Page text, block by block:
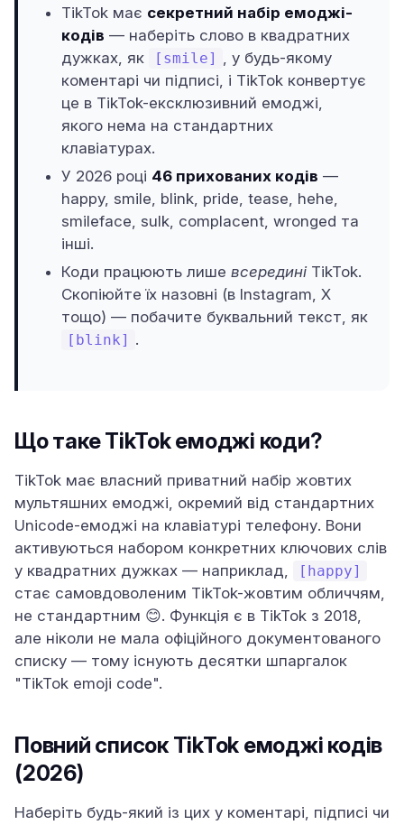
TikTok має секретний набір емоджі-
кодів — наберіть слово в квадратних
дужках, як
[smile] , у будь-якому
коментарі чи підписі, і TikTok конвертує
це в TikTok-ексклюзивний емоджі,
якого нема на стандартних
клавіатурах.
У 2026 році 46 прихованих кодів —
happy, smile, blink, pride, tease, hehe,
smileface, sulk, complacent, wronged та
інші.
Коди працюють лише всерединіTikTok.
Скопіюйте їх назовні (в Instagram, X
тощо) — побачите буквальний текст, як
[blink] .
Що таке TikTok емоджі коди?
TikTok має власний приватний набір жовтих
мультяшних емоджі, окремий від стандартних
Unicode-емоджі на клавіатурі телефону. Вони
активуються набором конкретних ключових слів
у квадратних дужках — наприклад,
[happy]
стає самовдоволеним TikTok-жовтим обличчям,
не стандартним 😊. Функція є в TikTok з 2018,
але ніколи не мала офіційного документованого
списку — тому існують десятки шпаргалок
"TikTok emoji code".
Повний список TikTok емоджі кодів
(2026)
Наберіть будь-який із цих у коментарі, підписі чи